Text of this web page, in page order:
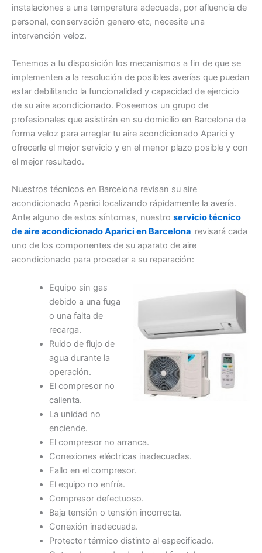
instalaciones a una temperatura adecuada, por afluencia de
personal, conservación genero etc, necesite una
intervención veloz.
Tenemos a tu disposición los mecanismos a fin de que se
implementen a la resolución de posibles averías que puedan
estar debilitando la funcionalidad y capacidad de ejercicio
de su aire acondicionado. Poseemos un grupo de
profesionales que asistirán en su domicilio en Barcelona de
forma veloz para arreglar tu aire acondicionado Aparici y
ofrecerle el mejor servicio y en el menor plazo posible y con
el mejor resultado.
Nuestros técnicos en Barcelona revisan su aire
acondicionado Aparici localizando rápidamente la avería.
Ante alguno de estos síntomas, nuestro servicio técnico
de aire acondicionado Aparici en Barcelona revisará cada
uno de los componentes de su aparato de aire
acondicionado para proceder a su reparación:
Equipo sin gas
debido a una fuga
o una falta de
recarga.
Ruido de flujo de
agua durante la
operación.
El compresor no
calienta.
La unidad no
enciende.
El compresor no arranca.
Conexiones eléctricas inadecuadas.
Fallo en el compresor.
El equipo no enfría.
Compresor defectuoso.
Baja tensión o tensión incorrecta.
Conexión inadecuada.
Protector térmico distinto al especificado.